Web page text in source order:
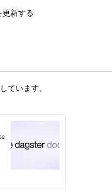
新する
ています。